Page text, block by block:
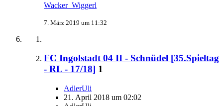
Wacker_Wiggerl
7. März 2019 um 11:32
FC Ingolstadt 04 II - Schnüdel [35.Spieltag
- RL - 17/18] 1
AdlerUli
21. April 2018 um 02:02